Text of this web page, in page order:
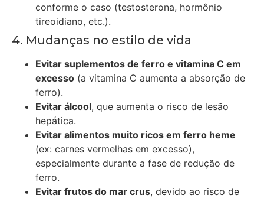
conforme o caso (testosterona, hormônio
tireoidiano, etc.).
4. Mudanças no estilo de vida
Evitar suplementos de ferro e vitamina C em
excesso (a vitamina C aumenta a absorção de
ferro).
Evitar álcool, que aumenta o risco de lesão
hepática.
Evitar alimentos muito ricos em ferro heme
(ex: carnes vermelhas em excesso),
especialmente durante a fase de redução de
ferro.
Evitar frutos do mar crus, devido ao risco de